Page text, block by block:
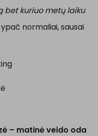
bet kuriuo metų laiku
normaliai, sausai
– matinė veido oda